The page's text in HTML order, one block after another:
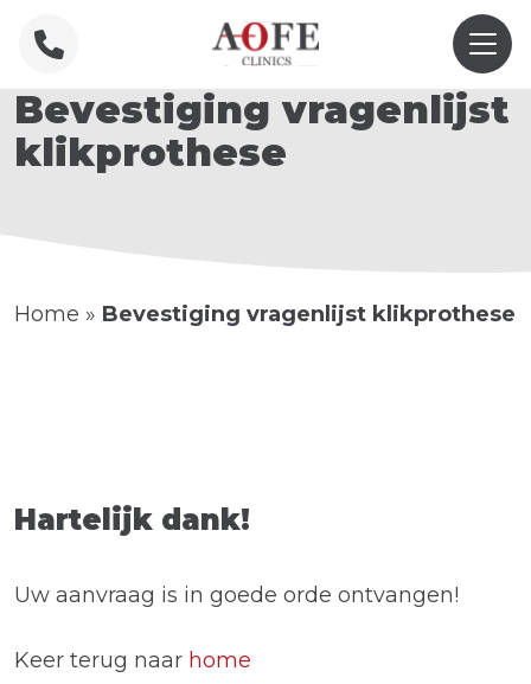
Bevestiging vragenlijst
klikprothese
Home » Bevestiging vragenlijst klikprothese
Hartelijk dank!
Uw aanvraag is in goede orde ontvangen!
Keer terug naar home